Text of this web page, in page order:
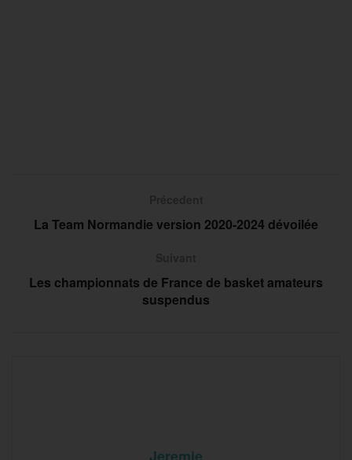
La Team Normandie version 2020-2024 dévoilée
Les championnats de France de basket amateurs
suspendus